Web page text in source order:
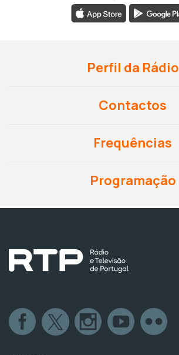
Perfil da Rádio
Contactos
Frequências
Programação